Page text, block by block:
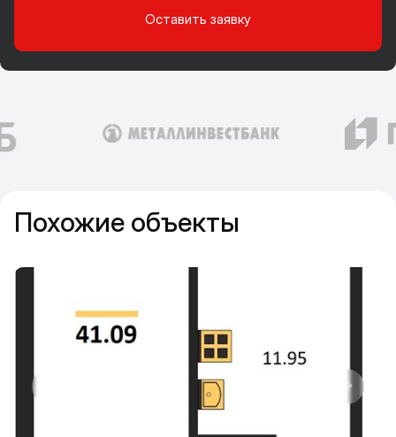
Оставить заявку
Похожие объекты